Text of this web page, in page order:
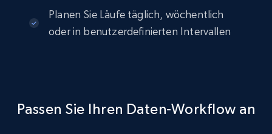
Planen Sie Läufe täglich, wöchentlich
oder in benutzerdefinierten Intervallen
Passen Sie Ihren Daten-Workflow an